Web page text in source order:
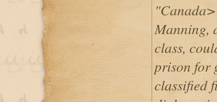
Manning,
class,
prison for
classified